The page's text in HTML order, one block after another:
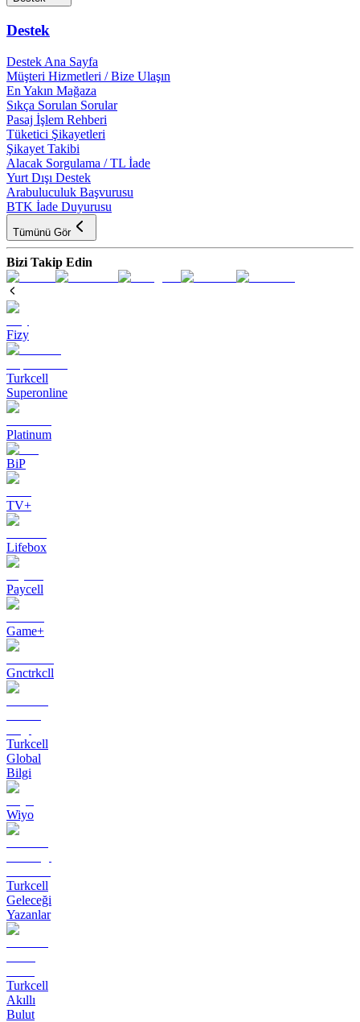
Destek
Destek Ana Sayfa
Müşteri Hizmetleri / Bize Ulaşın
En Yakın Mağaza
Sıkça Sorulan Sorular
Pasaj İşlem Rehberi
Tüketici Şikayetleri
Şikayet Takibi
Alacak Sorgulama / TL İade
Yurt Dışı Destek
Arabuluculuk Başvurusu
BTK İade Duyurusu
Tümünü Gör
Bizi Takip Edin
Fizy
Turkcell
Superonline
Platinum
BiP
TV+
Lifebox
Paycell
Game+
Gnctrkcll
Turkcell
Global
Bilgi
Wiyo
Turkcell
Geleceği
Yazanlar
Turkcell
Akıllı
Bulut